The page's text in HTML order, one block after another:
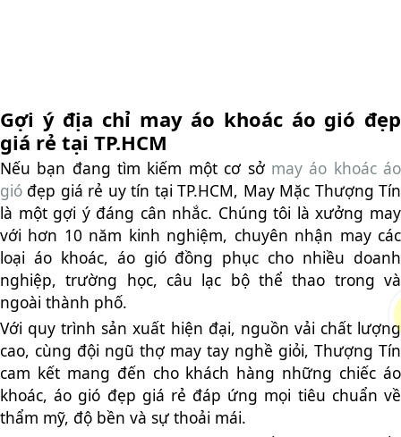
Gợi ý địa chỉ may áo khoác áo gió đẹp
giá rẻ tại TP.HCM
Nếu bạn đang tìm kiếm một cơ sở may áo khoác áo
gió đẹp giá rẻ uy tín tại TP.HCM, May Mặc Thượng Tín
là một gợi ý đáng cân nhắc. Chúng tôi là xưởng may
với hơn 10 năm kinh nghiệm, chuyên nhận may các
loại áo khoác, áo gió đồng phục cho nhiều doanh
nghiệp, trường học, câu lạc bộ thể thao trong và
ngoài thành phố.
Với quy trình sản xuất hiện đại, nguồn vải chất lượng
cao, cùng đội ngũ thợ may tay nghề giỏi, Thượng Tín
cam kết mang đến cho khách hàng những chiếc áo
khoác, áo gió đẹp giá rẻ đáp ứng mọi tiêu chuẩn về
thẩm mỹ, độ bền và sự thoải mái.